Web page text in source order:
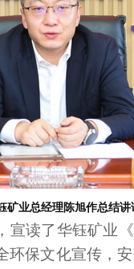
矿业总经理陈旭作总结讲
读了华钰矿业
保文化宣传，